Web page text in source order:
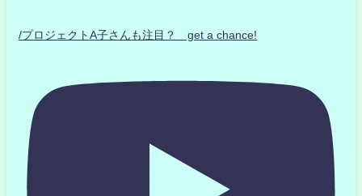
/プロジェクトA子さんも注目？ get a chance!